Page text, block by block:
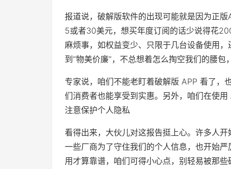
报道说，破解版软件的出现可能就是因为正
5或者30美元，想买年度订阅的话少说得花
麻烦事，如权益变少、只限于几台设备使用
到“物美价廉”，不总想着怎么掏空我们的腰包
专家说，咱们不能老盯着破解版 APP 看了，
们消费者也能享受到实惠。另外，咱们在使
注意保护个人隐私
看得出来，大伙儿对这报告挺上心。许多人
一些厂商为了守住我们的个人信息，也开始
用才算靠谱，咱们可得小心点，别轻易被那